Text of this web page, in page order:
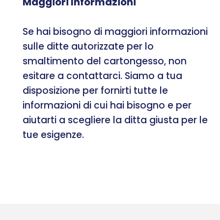
Se hai bisogno di maggiori informazioni
sulle ditte autorizzate per lo
smaltimento del cartongesso, non
esitare a contattarci. Siamo a tua
disposizione per fornirti tutte le
informazioni di cui hai bisogno e per
aiutarti a scegliere la ditta giusta per le
tue esigenze.